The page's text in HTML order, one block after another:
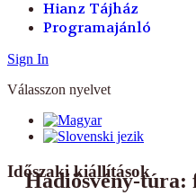
Hianz Tájház
Programajánló
Sign In
Válasszon nyelvet
Időszaki kiállítások
Hadiösvény-túra: